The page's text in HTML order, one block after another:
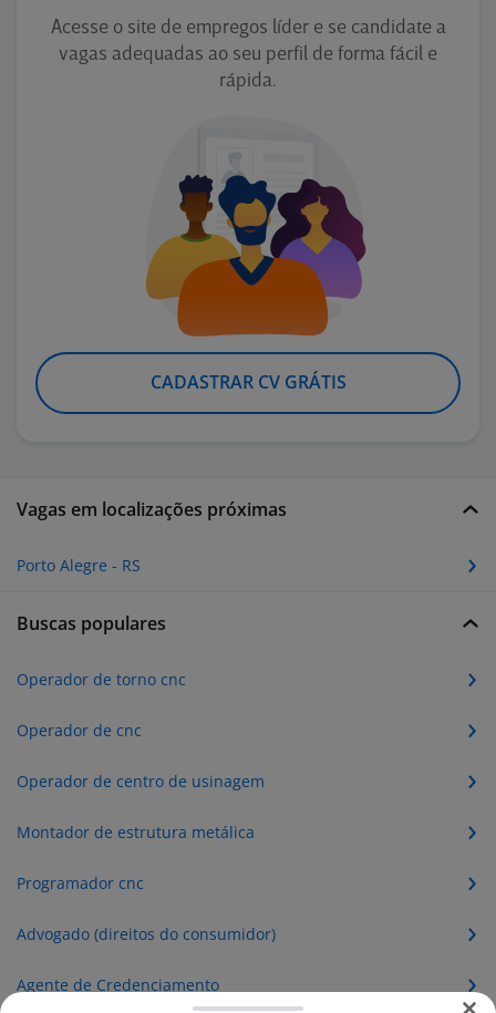
Acesse o site de empregos líder e se candidate a
vagas adequadas ao seu perfil de forma fácil e
rápida.
CADASTRAR CV GRÁTIS
Vagas em localizações próximas
Porto Alegre - RS
Buscas populares
Operador de torno cnc
Operador de cnc
Operador de centro de usinagem
Montador de estrutura metálica
Programador cnc
Advogado (direitos do consumidor)
Agente de Credenciamento